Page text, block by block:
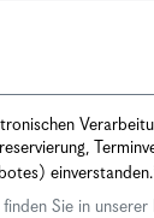
einverstanden.
Sie in unserer